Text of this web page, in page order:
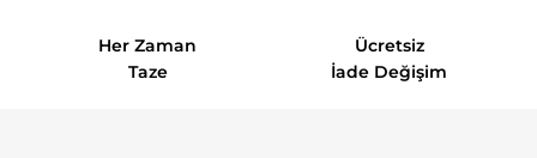
Her Zaman
Taze
Ücretsiz
İade Değişim